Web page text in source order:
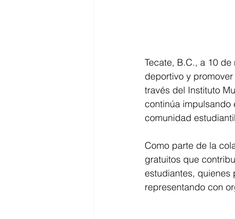
Tecate, B.C., a 10
deportivo y
través del Instituto
continúa impulsando
comunidad
Como parte de la
gratuitos que
estudiantes, quienes
representando con